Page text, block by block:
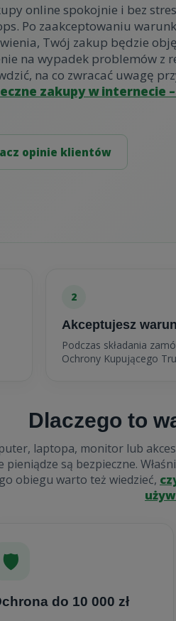
online spokojnie i bez
Po zaakceptowaniu
Twój zakup będzie
na wypadek problemów z
na co zwracać uwagę
zakupy w internecie
opinie klientów
2
Akceptujesz
Podczas składania
Ochrony Kupującego
Dlaczego to
laptopa, monitor lub
pieniądze są bezpieczne.
obiegu warto też wiedzieć,
🛡
do 10 000 zł